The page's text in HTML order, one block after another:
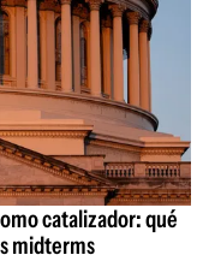
catalizador: qué
midterms